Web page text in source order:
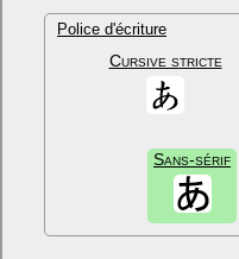
Police d'écriture
Cursive stricte
Sans-sérif